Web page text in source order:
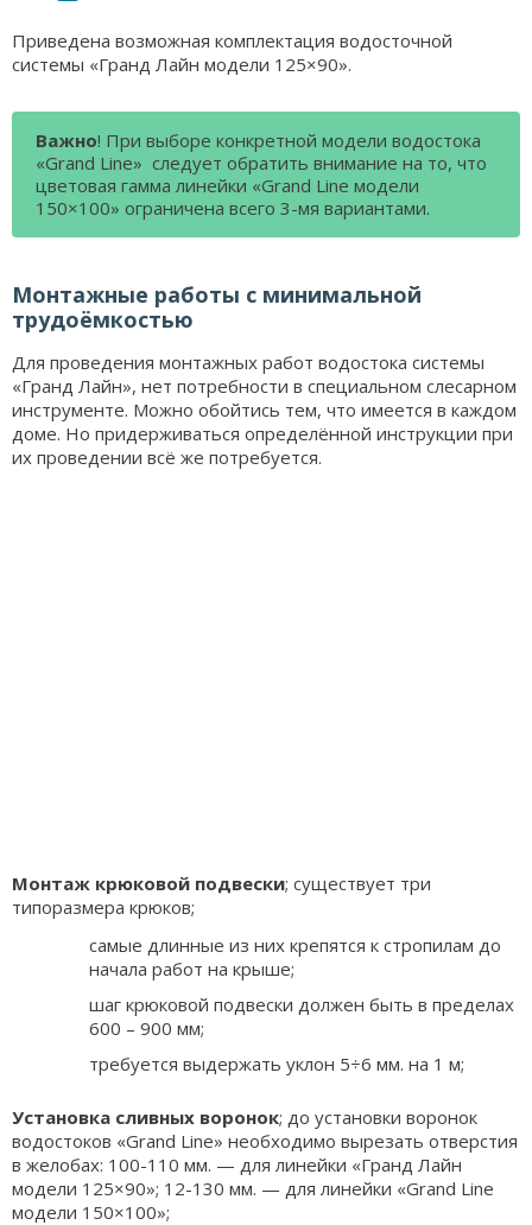
Приведена возможная комплектация водосточной
системы «Гранд Лайн модели 125×90».
Важно! При выборе конкретной модели водостока
«Grand Line» следует обратить внимание на то, что
цветовая гамма линейки «Grand Line модели
150×100» ограничена всего 3-мя вариантами.
Монтажные работы с минимальной
трудоёмкостью
Для проведения монтажных работ водостока системы
«Гранд Лайн», нет потребности в специальном слесарном
инструменте. Можно обойтись тем, что имеется в каждом
доме. Но придерживаться определённой инструкции при
их проведении всё же потребуется.
Монтаж крюковой подвески; существует три
типоразмера крюков;
самые длинные из них крепятся к стропилам до
начала работ на крыше;
шаг крюковой подвески должен быть в пределах
600 – 900 мм;
​требуется выдержать уклон 5÷6 мм. на 1 м;
Установка сливных воронок; до установки воронок
водостоков «Grand Line» необходимо вырезать отверстия
в желобах: 100-110 мм. — для линейки «Гранд Лайн
модели 125×90»; 12-130 мм. — для линейки «Grand Line
модели 150×100»;